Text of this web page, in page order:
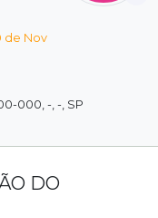
de Nov
000, -, -, SP
DO